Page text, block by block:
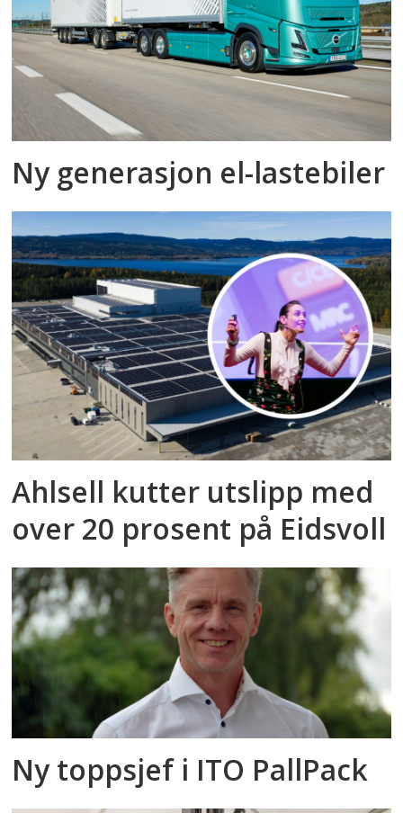
Ny generasjon el-lastebiler
Ahlsell kutter utslipp med
over 20 prosent på Eidsvoll
Ny toppsjef i ITO PallPack